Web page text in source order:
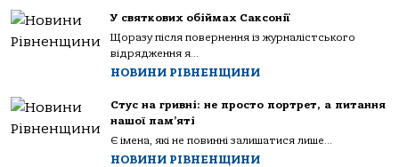
У святкових обіймах Саксонії
Щоразу після повернення із журналістського
відрядження я...
НОВИНИ РІВНЕНЩИНИ
Стус на гривні: не просто портрет, а питання
нашої пам’яті
Є імена, які не повинні залишатися лише...
НОВИНИ РІВНЕНЩИНИ